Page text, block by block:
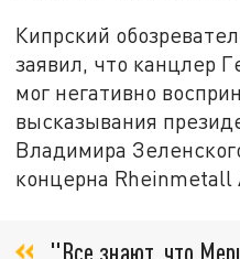
Кипрский
заявил, что канцлер
мог негативно
высказывания
Владимира
концерна Rheinmetall
"Все знают, что